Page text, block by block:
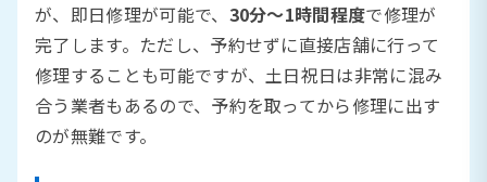
が、即日修理が可能で、 30分〜1時間程度で修理が
完了します。ただし、予約せずに直接店舗に行って
修理することも可能ですが、土日祝日は非常に混み
合う業者もあるので、予約を取ってから修理に出す
のが無難です。